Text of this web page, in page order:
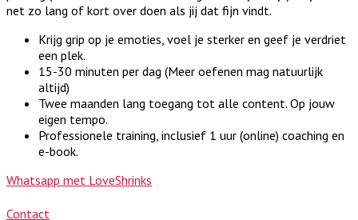
net zo lang of kort over doen als jij dat fijn vindt.
Krijg grip op je emoties, voel je sterker en geef je verdriet
een plek.
15-30 minuten per dag (Meer oefenen mag natuurlijk
altijd)
Twee maanden lang toegang tot alle content. Op jouw
eigen tempo.
Professionele training, inclusief 1 uur (online) coaching en
e-book.
Whatsapp met LoveShrinks
Contact